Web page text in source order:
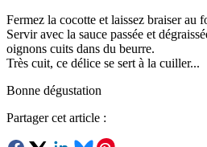
Fermez la cocotte et laissez braiser au
Servir avec la sauce passée et
oignons cuits dans du beurre.
Très cuit, ce délice se sert à la cuiller...
Bonne dégustation
Partager cet article :